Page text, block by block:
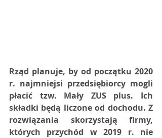
Rząd planuje, by od początku 2020
r. najmniejsi przedsiębiorcy mogli
płacić tzw. Mały ZUS plus. Ich
składki będą liczone od dochodu. Z
rozwiązania skorzystają firmy,
których przychód w 2019 r. nie